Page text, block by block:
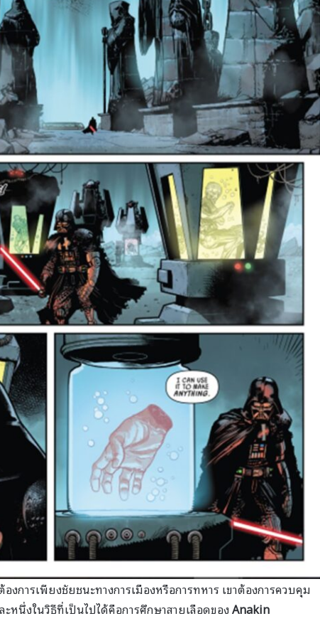
องการเพียงชัยชนะทางการเมืองหรือการทหาร เขาต้องการควบคุม
ะหนึ่งในวิธีที่เป็นไปได้คือการศึกษาสายเลือดของAnakin